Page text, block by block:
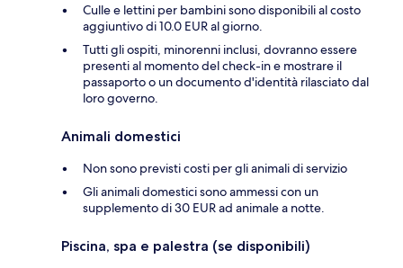
Culle e lettini per bambini sono disponibili al costo
aggiuntivo di 10.0 EUR al giorno.
Tutti gli ospiti, minorenni inclusi, dovranno essere
presenti al momento del check-in e mostrare il
passaporto o un documento d'identità rilasciato dal
loro governo.
Animali domestici
Non sono previsti costi per gli animali di servizio
Gli animali domestici sono ammessi con un
supplemento di 30 EUR ad animale a notte.
Piscina, spa e palestra (se disponibili)